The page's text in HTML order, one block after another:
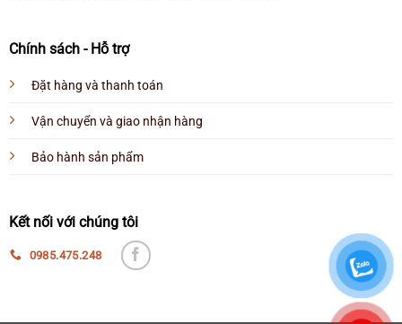
Chính sách - Hỗ trợ
Đặt hàng và thanh toán
Vận chuyển và giao nhận hàng
Bảo hành sản phẩm
Kết nối với chúng tôi
0985.475.248